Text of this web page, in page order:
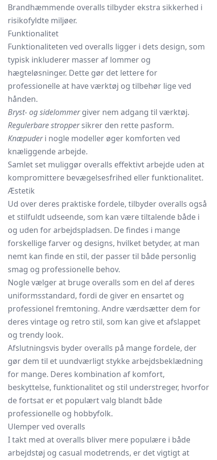
Brandhæmmende overalls tilbyder ekstra sikkerhed i
risikofyldte miljøer.
Funktionalitet
Funktionaliteten ved overalls ligger i dets design, som
typisk inkluderer masser af lommer og
hægteløsninger. Dette gør det lettere for
professionelle at have værktøj og tilbehør lige ved
hånden.
Bryst- og sidelommergiver nem adgang til værktøj.
Regulerbare stroppersikrer den rette pasform.
Knæpuderi nogle modeller øger komforten ved
knæliggende arbejde.
Samlet set muliggør overalls effektivt arbejde uden at
kompromittere bevægelsesfrihed eller funktionalitet.
Æstetik
Ud over deres praktiske fordele, tilbyder overalls også
et stilfuldt udseende, som kan være tiltalende både i
og uden for arbejdspladsen. De findes i mange
forskellige farver og designs, hvilket betyder, at man
nemt kan finde en stil, der passer til både personlig
smag og professionelle behov.
Nogle vælger at bruge overalls som en del af deres
uniformsstandard, fordi de giver en ensartet og
professionel fremtoning. Andre værdsætter dem for
deres vintage og retro stil, som kan give et afslappet
og trendy look.
Afslutningsvis byder overalls på mange fordele, der
gør dem til et uundværligt stykke arbejdsbeklædning
for mange. Deres kombination af komfort,
beskyttelse, funktionalitet og stil understreger, hvorfor
de fortsat er et populært valg blandt både
professionelle og hobbyfolk.
Ulemper ved overalls
I takt med at overalls bliver mere populære i både
arbejdstøj og casual modetrends, er det vigtigt at